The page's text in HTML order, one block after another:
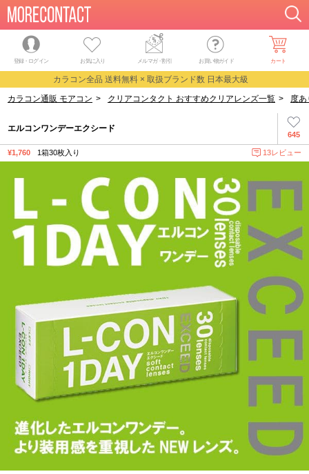
登録・ログイン お気に入り メルマガ・割引 お買い物ガイド カート
カラコン全品 送料無料 × 取扱ブランド数 日本最大級
カラコン通販 モアコン > クリアコンタクト おすすめクリアレンズ一覧 > 度あ
645
エルコンワンデーエクシード
¥1,760 1箱30枚入り 13レビュー